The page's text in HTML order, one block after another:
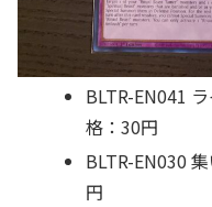
BLTR-EN041
格：30円
BLTR-EN030
円